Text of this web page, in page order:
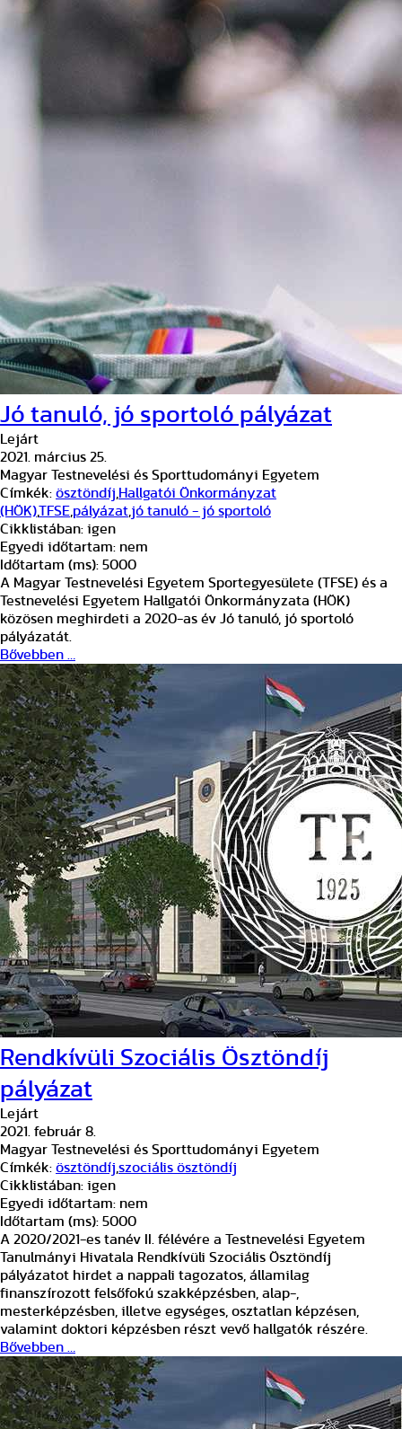
Jó tanuló, jó sportoló pályázat
Lejárt
2021. március 25.
Magyar Testnevelési és Sporttudományi Egyetem
Címkék: ösztöndíj Hallgatói Önkormányzat
(HÖK)TFSE pályázat jó tanuló - jó sportoló
Cikklistában: igen
Egyedi időtartam: nem
Időtartam (ms): 5000
A Magyar Testnevelési Egyetem Sportegyesülete (TFSE) és a
Testnevelési Egyetem Hallgatói Önkormányzata (HÖK)
közösen meghirdeti a 2020-as év Jó tanuló, jó sportoló
pályázatát.
Bővebben …
Rendkívüli Szociális Ösztöndíj
pályázat
Lejárt
2021. február 8.
Magyar Testnevelési és Sporttudományi Egyetem
Címkék: ösztöndíj szociális ösztöndíj
Cikklistában: igen
Egyedi időtartam: nem
Időtartam (ms): 5000
A 2020/2021-es tanév II. félévére a Testnevelési Egyetem
Tanulmányi Hivatala Rendkívüli Szociális Ösztöndíj
pályázatot hirdet a nappali tagozatos, államilag
finanszírozott felsőfokú szakképzésben, alap-,
mesterképzésben, illetve egységes, osztatlan képzésen,
valamint doktori képzésben részt vevő hallgatók részére.
Bővebben …